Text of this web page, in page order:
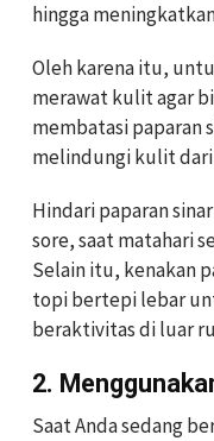
hingga
Oleh karena itu,
merawat kulit agar
membatasi paparan
melindungi kulit
Hindari paparan
sore, saat matahari
Selain itu, kenakan
topi bertepi lebar
beraktivitas di luar
2. M
Saat Anda sedang